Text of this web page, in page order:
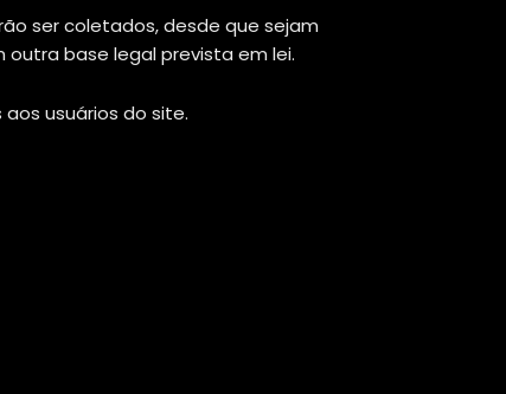
ser coletados, desde que sejam
base legal prevista em lei.
usuários do site.